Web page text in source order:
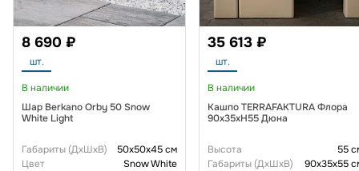
8 690 ₽
шт.
В наличии
Шар Berkano Orby 50 Snow
White Light
Габариты (ДxШxВ)
50x50x45 см
Цвет
Snow White
35 613 ₽
шт.
В наличии
Кашпо TERRAFAKTURA Флора
90x35xH55 Дюна
Высота
55
Габариты (ДxШxВ)
90x35x55